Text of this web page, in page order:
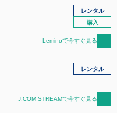
レンタル
購入
Leminoで今すぐ見る
レンタル
J:COM STREAMで今すぐ見る